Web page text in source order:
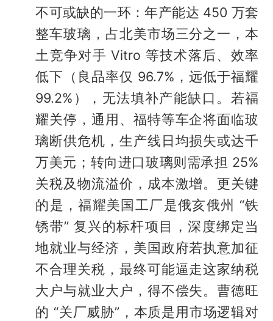
不可或缺的一环：年产能达 450 万套
整车玻璃，占北美市场三分之一，本
土竞争对手 Vitro 等技术落后、效率
低下（良品率仅 96.7%，远低于福耀
99.2%），无法填补产能缺口。若福
耀关停，通用、福特等车企将面临玻
璃断供危机，生产线日均损失或达千
万美元；转向进口玻璃则需承担 25%
关税及物流溢价，成本激增。更关键
的是，福耀美国工厂是俄亥俄州 “铁
锈带” 复兴的标杆项目，深度绑定当
地就业与经济，美国政府若执意加征
不合理关税，最终可能逼走这家纳税
大户与就业大户，得不偿失。曹德旺
的 “关厂威胁”，本质是用市场逻辑对